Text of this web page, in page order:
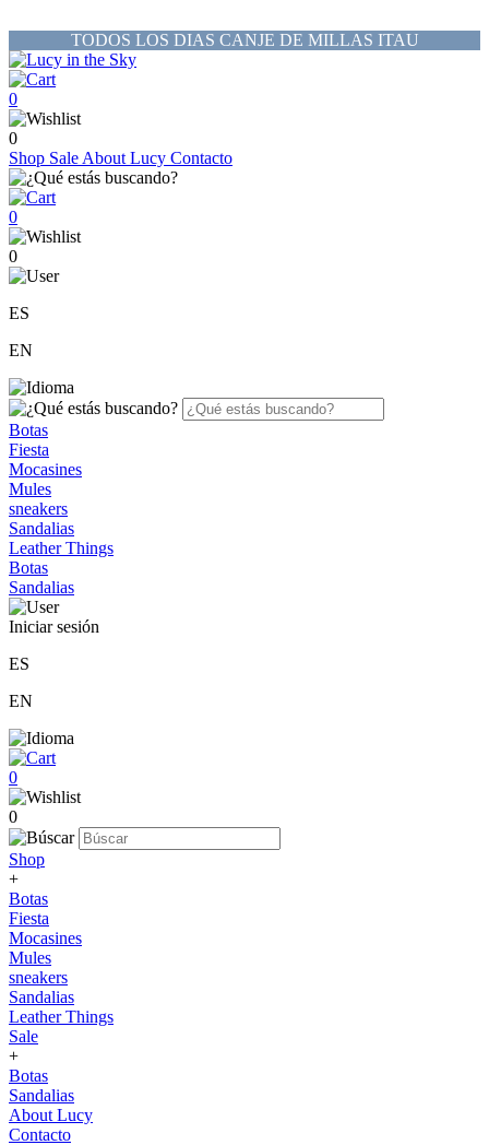
TODOS LOS DIAS CANJE DE MILLAS ITAU
0
0
Shop Sale About Lucy Contacto
0
0
ES
EN
Botas
Fiesta
Mocasines
Mules
sneakers
Sandalias
Leather Things
Botas
Sandalias
Iniciar sesión
ES
EN
0
0
Shop
+
Botas
Fiesta
Mocasines
Mules
sneakers
Sandalias
Leather Things
Sale
+
Botas
Sandalias
About Lucy
Contacto